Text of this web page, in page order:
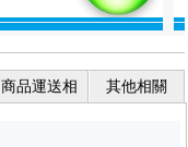
商品運送相
其他相關